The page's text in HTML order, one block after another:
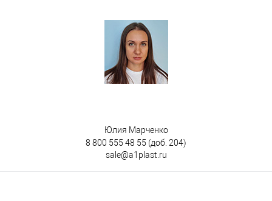
Юлия Марченко
8 800 555 48 55 (доб. 204)
sale@a1plast.ru